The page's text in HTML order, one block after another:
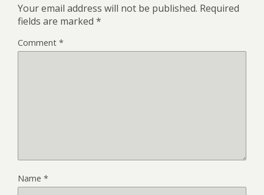
Your email address will not be published. Required
fields are marked *
Comment *
Name *